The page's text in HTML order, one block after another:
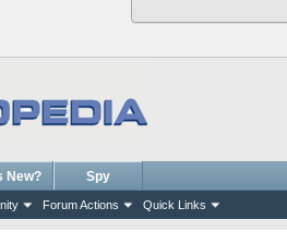
Forum Actions Quick Links
New? Spy